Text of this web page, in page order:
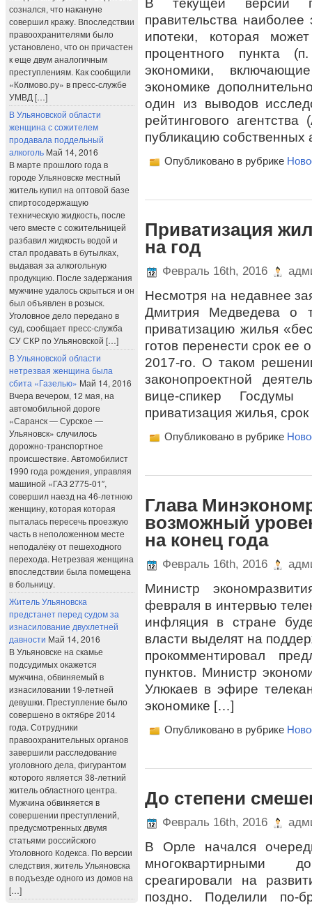
сознался, что накануне
совершил кражу. Впоследствии
правоохранителями было
установлено, что он причастен
к еще двум аналогичным
преступлениям. Как сообщили
«Колмово.ру» в пресс-службе
УМВД […]
В Ульяновской области
женщина с сожителем
продавала поддельный
алкоголь Май 14, 2016
В марте прошлого года в
городе Ульяновске местный
житель купил на оптовой базе
спиртосодержащую
техническую жидкость, после
чего вместе с сожительницей
разбавил жидкость водой и
стал продавать в бутылках,
выдавая за алкогольную
продукцию. После задержания
мужчине удалось скрыться и он
был объявлен в розыск.
Уголовное дело передано в
суд, сообщает пресс-служба
СУ СКР по Ульяновской […]
В Ульяновской области
нетрезвая женщина была
сбита «Газелью» Май 14, 2016
Вчера вечером, 12 мая, на
автомобильной дороге
«Саранск — Сурское —
Ульяновск» случилось
дорожно-транспортное
происшествие. Автомобилист
1990 года рождения, управляя
машиной «ГАЗ 2775-01″,
совершил наезд на 46-летнюю
женщину, которая которая
пыталась пересечь проезжую
часть в неположенном месте
неподалёку от пешеходного
перехода. Нетрезвая женщина
впоследствии была помещена
в больницу.
Житель Ульяновска
предстанет перед судом за
изнасилование двухлетней
давности Май 14, 2016
В Ульяновске на скамье
подсудимых окажется
мужчина, обвиняемый в
изнасиловании 19-летней
девушки. Преступление было
совершено в октябре 2014
года. Сотрудники
правоохранительных органов
завершили расследование
уголовного дела, фигурантом
которого является 38-летний
житель областного центра.
Мужчина обвиняется в
совершении преступлений,
предусмотренных двумя
статьями российского
Уголовного Кодекса. По версии
следствия, житель Ульяновска
в подъезде одного из домов на
[…]
правительства
ипотеки, которая
процентного пункта
экономики,
экономике
один из выводов
рейтингового
публикацию собственных
Опубликовано в рубрике
Приватизация
на год
Февраль 16th, 2016
Несмотря на недавнее
Дмитрия Медведева о
приватизацию жилья
готов перенести срок
2017-го. О таком
законопроектной
вице-спикер Госдумы
приватизация жилья,
Опубликовано в рубрике
Глава
возможный
на конец года
Февраль 16th, 2016
Министр
февраля в интервью
инфляция в стране
власти выделят на
прокомментировал
пунктов. Министр
Улюкаев в эфире
экономике […]
Опубликовано в рубрике
До степени
Февраль 16th, 2016
В Орле начался
многоквартирными
среагировали на
поздно. Поделили по-